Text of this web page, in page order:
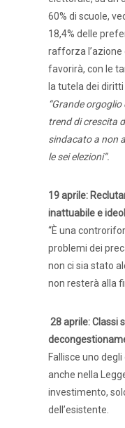
60% di scuole,
18,4% delle
rafforza l’azione
favorirà, con le
la tutela dei
“Grande
trend di crescita
sindacato a non
le sei elezioni”.
19 aprile:
inattuabile e
“È una
problemi dei
non ci sia stato
non resterà alla
28 aprile: Classi
Fallisce uno
anche nella
investimento,
dell’esistente.